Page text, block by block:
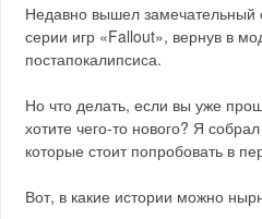
Недавно вышел замечательный
серии игр «Fallout», вернув в
постапокалипсиса.
Но что делать, если вы уже
хотите чего-то нового? Я
которые стоит попробовать в
Вот, в какие истории можно